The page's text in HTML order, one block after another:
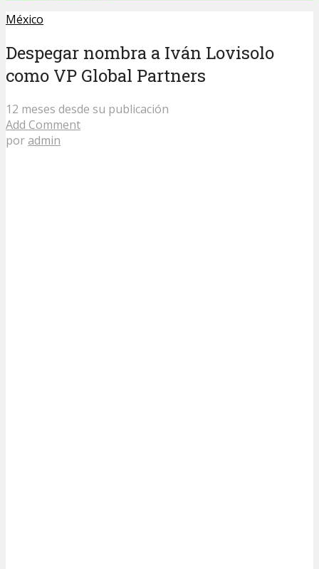
México
Despegar nombra a Iván Lovisolo
como VP Global Partners
12 meses desde su publicación
Add Comment
poradmin